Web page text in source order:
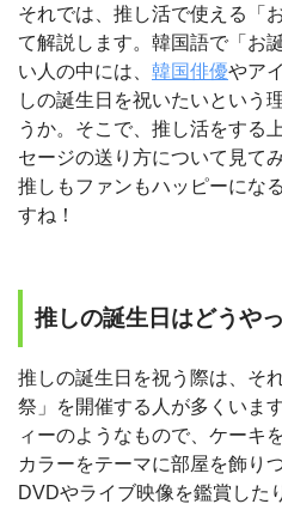
それでは、推し活で使える「
て解説します。韓国語で「お
い人の中には、 韓国俳優やア
しの誕生日を祝いたいという
うか。そこで、推し活をする
セージの送り方について見て
推しもファンもハッピーにな
すね！
推しの誕生日はどうや
推しの誕生日を祝う際は、そ
祭」を開催する人が多くいま
ィーのようなもので、ケーキ
カラーをテーマに部屋を飾り
DVDやライブ映像を鑑賞した